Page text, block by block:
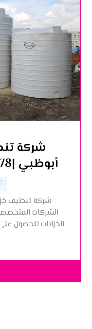
شركة
أبوظبي |0545307678| تعقيم
شركة تنظيف
الشركات
الخزانات للحصول